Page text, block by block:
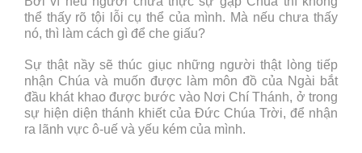
thể thấy rõ tội lỗi cụ thể của mình. Mà nếu chưa thấy
nó, thì làm cách gì để che giấu?
Sự thật nầy sẽ thúc giục những người thật lòng tiếp
nhận Chúa và muốn được làm môn đồ của Ngài bắt
đầu khát khao được bước vào Nơi Chí Thánh, ở trong
sự hiện diện thánh khiết của Đức Chúa Trời, để nhận
ra lãnh vực ô-uế và yếu kém của mình.